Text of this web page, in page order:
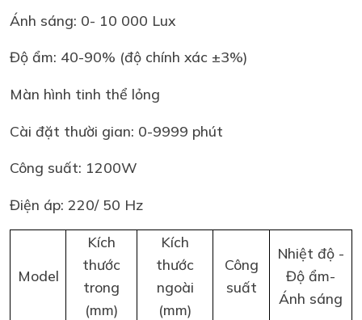
Ánh sáng: 0- 10 000 Lux
Độ ẩm: 40-90% (độ chính xác ±3%)
Màn hình tinh thể lỏng
Cài đặt thười gian: 0-9999 phút
Công suất: 1200W
Điện áp: 220/ 50 Hz
Model
Kích
thước
trong
(mm)
Kích
thước
ngoài
(mm)
Công
suất
Nhiệt độ -
Độ ẩm-
Ánh sáng